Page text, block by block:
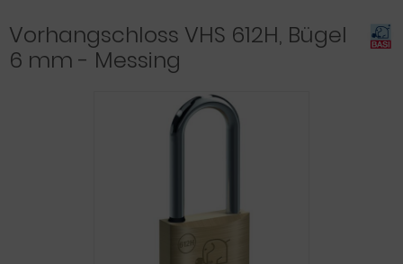
Vorhangschloss VHS 612H, Bügel
6 mm - Messing